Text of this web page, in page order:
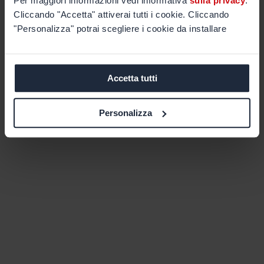
Cliccando "Accetta" attiverai tutti i cookie. Cliccando
"Personalizza" potrai scegliere i cookie da installare
Accetta tutti
Personalizza